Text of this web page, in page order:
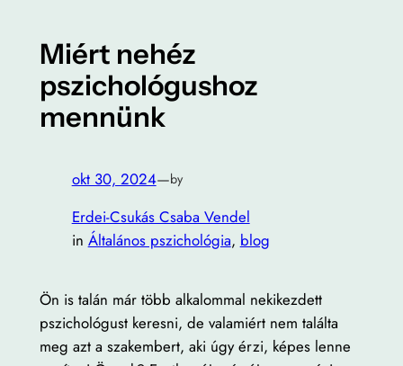
Miért nehéz
pszichológushoz
mennünk
okt 30, 2024—by
Erdei-Csukás Csaba Vendel
in Általános pszichológia, blog
Ön is talán már több alkalommal nekikezdett
pszichológust keresni, de valamiért nem találta
meg azt a szakembert, aki úgy érzi, képes lenne